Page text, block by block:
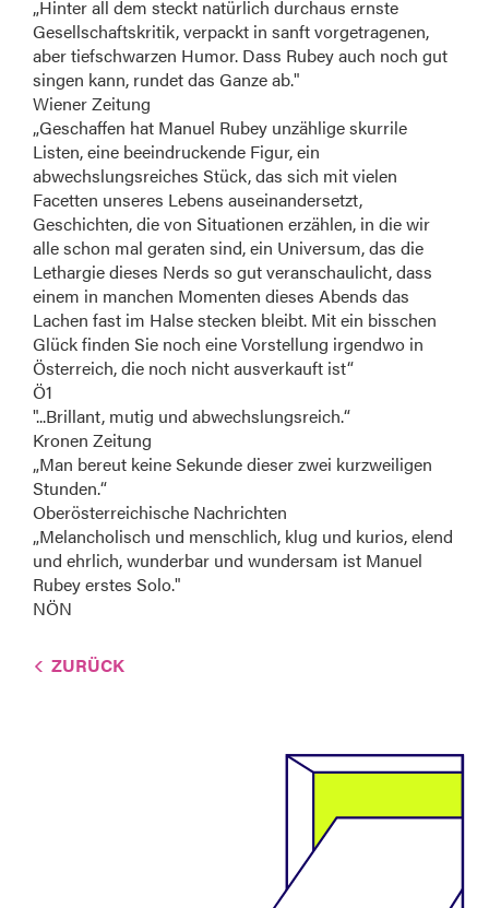
„Hinter all dem steckt natürlich durchaus ernste
Gesellschaftskritik, verpackt in sanft vorgetragenen,
aber tiefschwarzen Humor. Dass Rubey auch noch gut
singen kann, rundet das Ganze ab."
Wiener Zeitung
„Geschaffen hat Manuel Rubey unzählige skurrile
Listen, eine beeindruckende Figur, ein
abwechslungsreiches Stück, das sich mit vielen
Facetten unseres Lebens auseinandersetzt,
Geschichten, die von Situationen erzählen, in die wir
alle schon mal geraten sind, ein Universum, das die
Lethargie dieses Nerds so gut veranschaulicht, dass
einem in manchen Momenten dieses Abends das
Lachen fast im Halse stecken bleibt. Mit ein bisschen
Glück finden Sie noch eine Vorstellung irgendwo in
Österreich, die noch nicht ausverkauft ist“
Ö1
"...Brillant, mutig und abwechslungsreich.“
Kronen Zeitung
„Man bereut keine Sekunde dieser zwei kurzweiligen
Stunden.“
Oberösterreichische Nachrichten
„Melancholisch und menschlich, klug und kurios, elend
und ehrlich, wunderbar und wundersam ist Manuel
Rubey erstes Solo."
NÖN
ZURÜCK